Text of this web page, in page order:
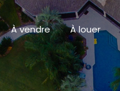
À vendre À louer